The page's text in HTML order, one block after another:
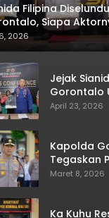
Filipina
Siapa
2026
Jejak
Gorontalo
Terkuak
April 23, 2026
Kapolda
Tegaskan
Terus
Maret 8, 2026
Ka Kuhu